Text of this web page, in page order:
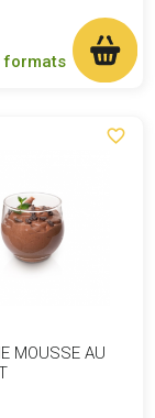
formats
favorite_border
MOUSSE AU